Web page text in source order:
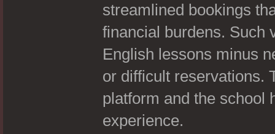
streamlined bookings
financial burdens. Such
English lessons minus
or difficult reservations.
platform and the school
experience.